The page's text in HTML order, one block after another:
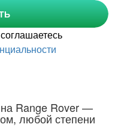
любой степени